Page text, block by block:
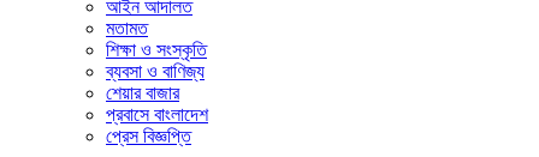
আইন আদালত
মতামত
শিক্ষা ও সংস্কৃতি
ব্যবসা ও বাণিজ্য
শেয়ার বাজার
প্রবাসে বাংলাদেশ
প্রেস বিজ্ঞপ্তি